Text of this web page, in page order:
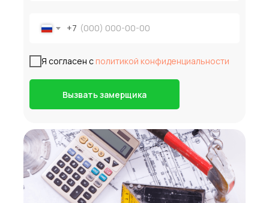
+7
Я согласен с политикой конфиденциальности
Вызвать замерщика